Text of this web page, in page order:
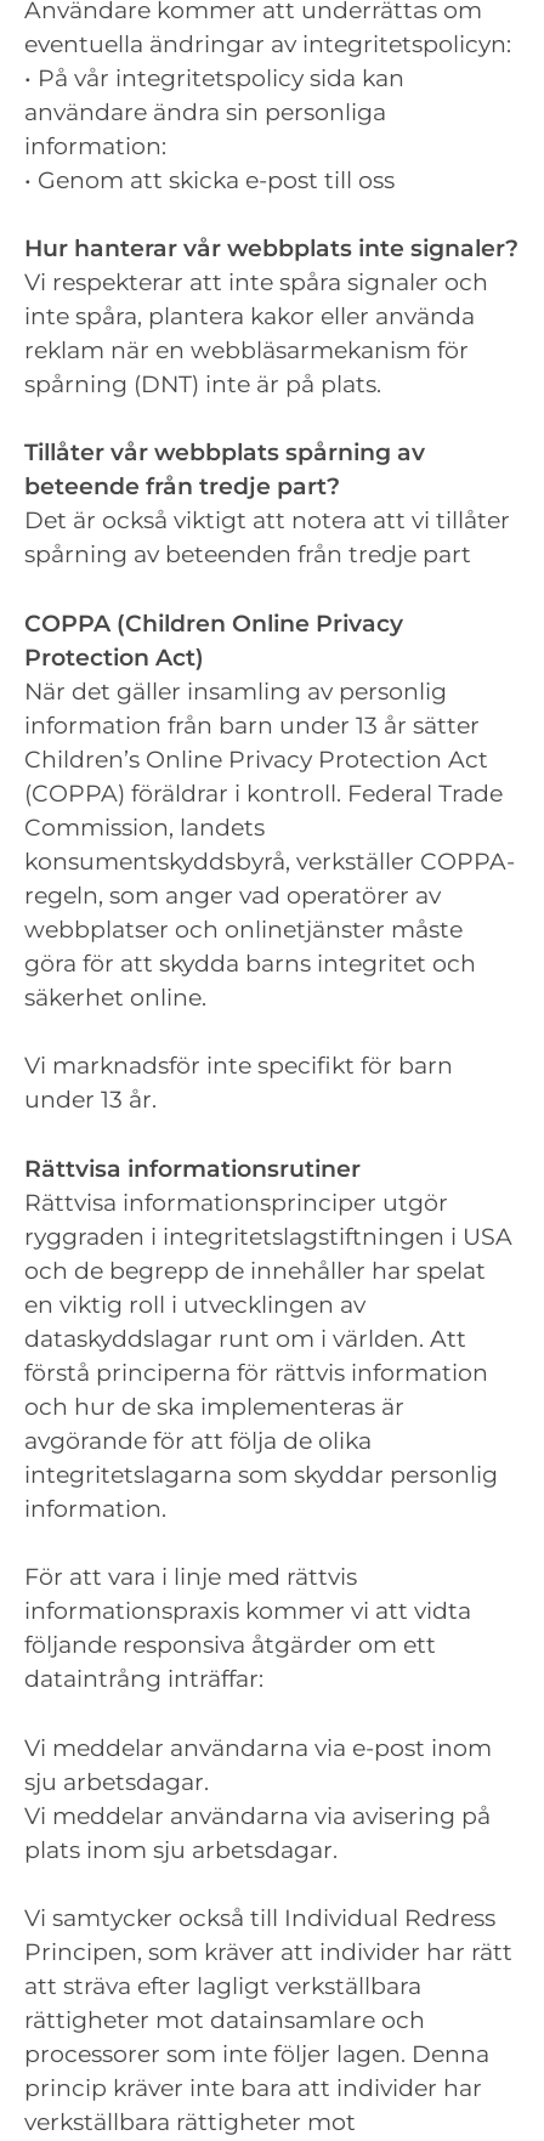
Användare kommer att underrättas om
eventuella ändringar av integritetspolicyn:
• På vår integritetspolicy sida kan
användare ändra sin personliga
information:
• Genom att skicka e-post till oss
Hur hanterar vår webbplats inte signaler?
Vi respekterar att inte spåra signaler och
inte spåra, plantera kakor eller använda
reklam när en webbläsarmekanism för
spårning (DNT) inte är på plats.
Tillåter vår webbplats spårning av
beteende från tredje part?
Det är också viktigt att notera att vi tillåter
spårning av beteenden från tredje part
COPPA (Children Online Privacy
Protection Act)
När det gäller insamling av personlig
information från barn under 13 år sätter
Children’s Online Privacy Protection Act
(COPPA) föräldrar i kontroll. Federal Trade
Commission, landets
konsumentskyddsbyrå, verkställer COPPA-
regeln, som anger vad operatörer av
webbplatser och onlinetjänster måste
göra för att skydda barns integritet och
säkerhet online.
Vi marknadsför inte specifikt för barn
under 13 år.
Rättvisa informationsrutiner
Rättvisa informationsprinciper utgör
ryggraden i integritetslagstiftningen i USA
och de begrepp de innehåller har spelat
en viktig roll i utvecklingen av
dataskyddslagar runt om i världen. Att
förstå principerna för rättvis information
och hur de ska implementeras är
avgörande för att följa de olika
integritetslagarna som skyddar personlig
information.
För att vara i linje med rättvis
informationspraxis kommer vi att vidta
följande responsiva åtgärder om ett
dataintrång inträffar:
Vi meddelar användarna via e-post inom
sju arbetsdagar.
Vi meddelar användarna via avisering på
plats inom sju arbetsdagar.
Vi samtycker också till Individual Redress
Principen, som kräver att individer har rätt
att sträva efter lagligt verkställbara
rättigheter mot datainsamlare och
processorer som inte följer lagen. Denna
princip kräver inte bara att individer har
verkställbara rättigheter mot